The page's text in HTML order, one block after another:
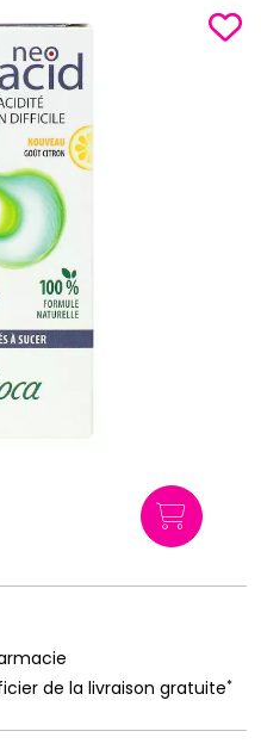
de la livraison gratuite*